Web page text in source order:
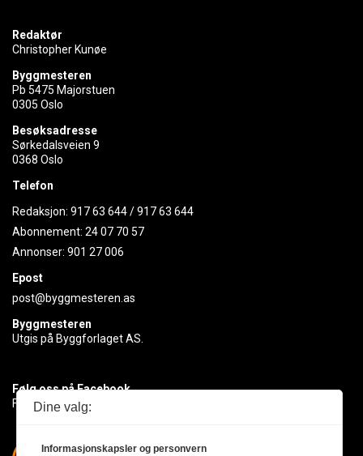
Redaktør
Christopher Kunøe
Byggmesteren
Pb 5475 Majorstuen
0305 Oslo
Besøksadresse
Sørkedalsveien 9
0368 Oslo
Telefon
Redaksjon: 917 63 644/917 63 644
Abonnement: 24 07 70 57
Annonser: 901 27 006
Epost
post@byggmesteren.as
Byggmesteren
Utgis på Byggforlaget AS.
Følg oss på Facebook
Få med deg det siste innen byggebransjen
Dine valg:
Informasjonskapsler og personvern